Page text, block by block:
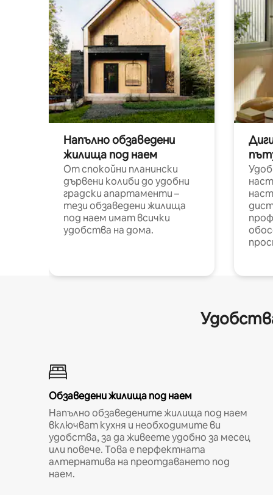
Напълно обзаведени
жилища под наем
От спокойни планински
дървени колиби до удобни
градски апартаменти –
тези обзаведени жилища
под наем имат всички
удобства на дома.
Обзаведени жилища под наем
Напълно обзаведените жилища под наем
включват кухня и необходимите ви
удобства, за да живеете удобно за месец
или повече. Това е перфектната
алтернатива на преотдаването под
наем.